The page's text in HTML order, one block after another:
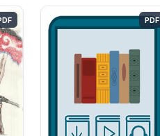
PDF